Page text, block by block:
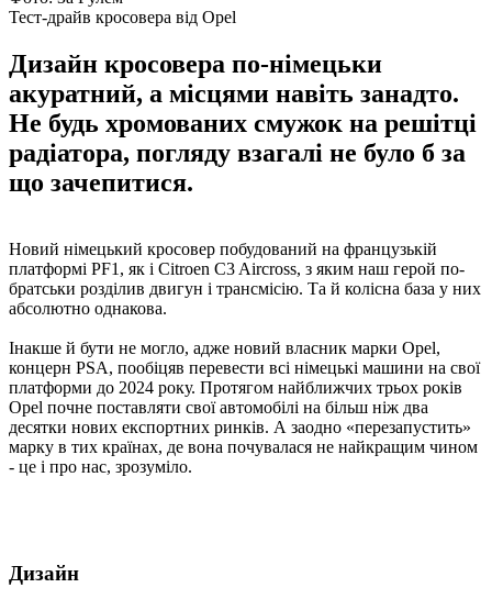
Тест-драйв кросовера від Opel
Дизайн кросовера по-німецьки
акуратний, а місцями навіть занадто.
Не будь хромованих смужок на решітці
радіатора, погляду взагалі не було б за
що зачепитися.
Новий німецький кросовер побудований на французькій
платформі PF1, як і Citroen C3 Aircross, з яким наш герой по-
братськи розділив двигун і трансмісію. Та й колісна база у них
абсолютно однакова.
Інакше й бути не могло, адже новий власник марки Opel,
концерн PSA, пообіцяв перевести всі німецькі машини на свої
платформи до 2024 року. Протягом найближчих трьох років
Opel почне поставляти свої автомобілі на більш ніж два
десятки нових експортних ринків. А заодно «перезапустить»
марку в тих країнах, де вона почувалася не найкращим чином
- це і про нас, зрозуміло.
Дизайн